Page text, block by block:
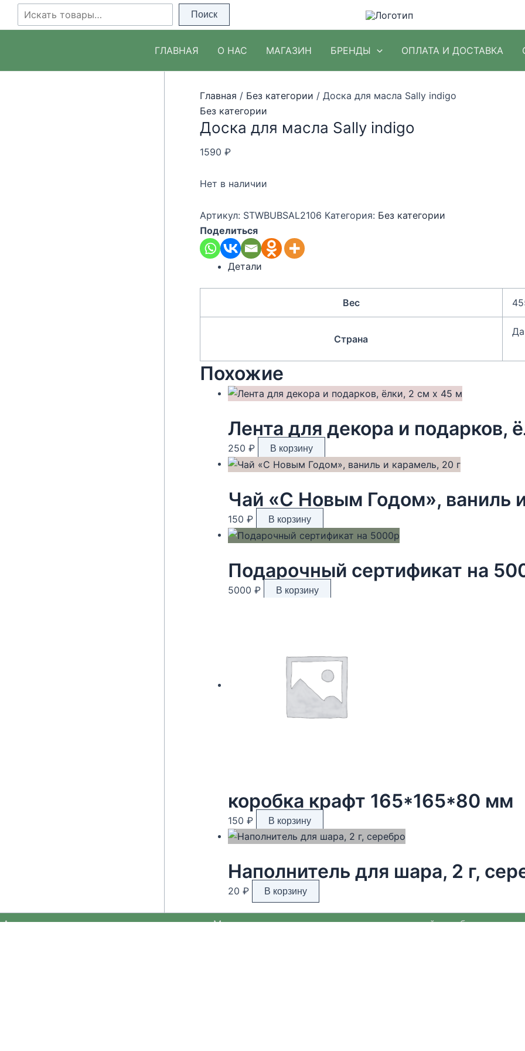
Перейти
Поиск Поиск
ГЛАВНАЯ О НАС МАГАЗИН БРЕНДЫ ОПЛАТА И ДОСТАВКА
Главная / Без категории / Доска для масла Sally indigo
Без категории
Доска для масла Sally indigo
1590 ₽
Нет в наличии
Артикул: STWBUBSAL2106 Категория: Без категории
Поделиться
Детали
Вес
Страна
Похожие
Лента для декора и подарков,
250 ₽ В корзину
Чай «С Новым Годом», ваниль
150 ₽ В корзину
Подарочный сертификат на
5000 ₽ В корзину
коробка крафт 165*165*80 мм
150 ₽ В корзину
Наполнитель для шара, 2 г,
20 ₽ В корзину
Адрес магазина:
Мы предлагаем уникальные предметы европейских брендов и